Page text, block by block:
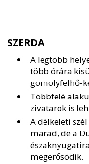
SZERDA
A legtöbb
több órára
gomolyfelhő-
Többfelé
zivatarok is
A délkeleti
marad, de a
megerősödik.